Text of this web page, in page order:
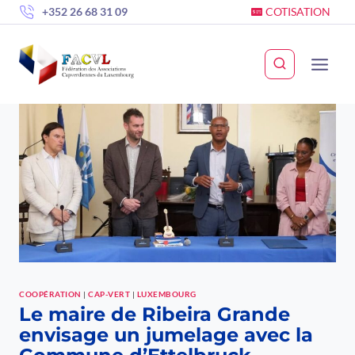
Skip
to
content
+352 26 68 31 09 COTISATION
COOPÉRATION | CAP-VERT | LUXEMBOURG
Le maire de Ribeira Grande
envisage un jumelage avec la